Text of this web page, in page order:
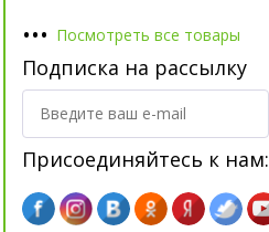
••• Посмотреть все товары
Подписка на рассылку
Присоединяйтесь к нам: